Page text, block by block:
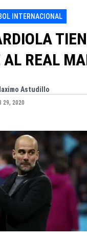
INTERNACIONAL
REAL
Astudillo
29, 2020